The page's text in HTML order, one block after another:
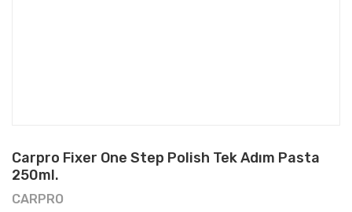
Carpro Fixer One Step Polish Tek Adım Pasta
250ml.
CARPRO